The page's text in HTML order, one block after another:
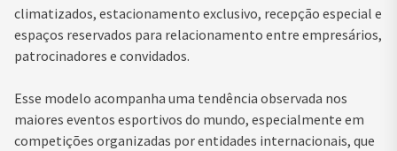
climatizados, estacionamento exclusivo, recepção especial e
espaços reservados para relacionamento entre empresários,
patrocinadores e convidados.
Esse modelo acompanha uma tendência observada nos
maiores eventos esportivos do mundo, especialmente em
competições organizadas por entidades internacionais, que